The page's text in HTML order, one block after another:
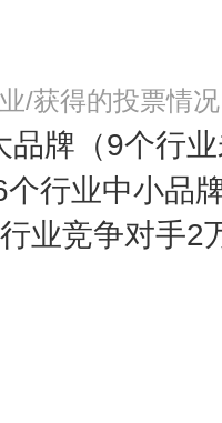
/获得的投票情
品牌 （9个行
行业中小品
行业竞争对手2